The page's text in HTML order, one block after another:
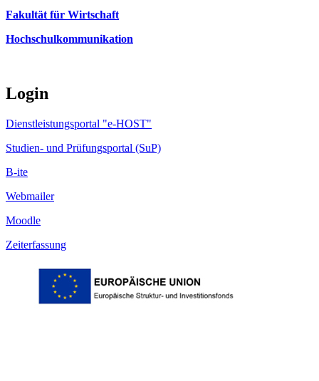
Fakultät für Wirtschaft
Hochschulkommunikation
Login
Dienstleistungsportal "e-HOST"
Studien- und Prüfungsportal (SuP)
B-ite
Webmailer
Moodle
Zeiterfassung